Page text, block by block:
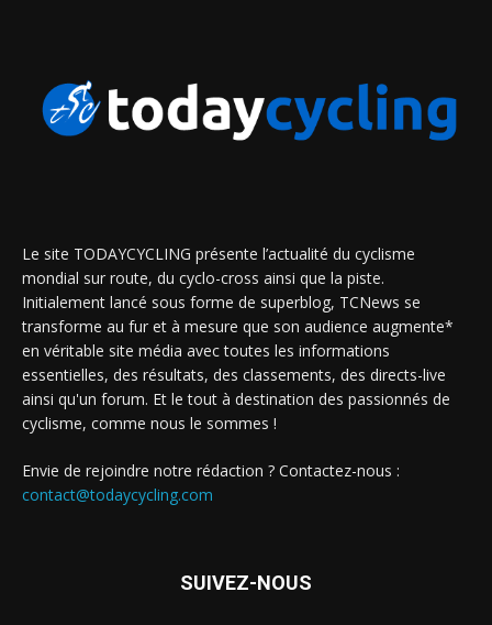
Le site TODAYCYCLING présente l’actualité du cyclisme
mondial sur route, du cyclo-cross ainsi que la piste.
Initialement lancé sous forme de superblog, TCNews se
transforme au fur et à mesure que son audience augmente*
en véritable site média avec toutes les informations
essentielles, des résultats, des classements, des directs-live
ainsi qu'un forum. Et le tout à destination des passionnés de
cyclisme, comme nous le sommes !
Envie de rejoindre notre rédaction ? Contactez-nous :
contact@todaycycling.com
SUIVEZ-NOUS